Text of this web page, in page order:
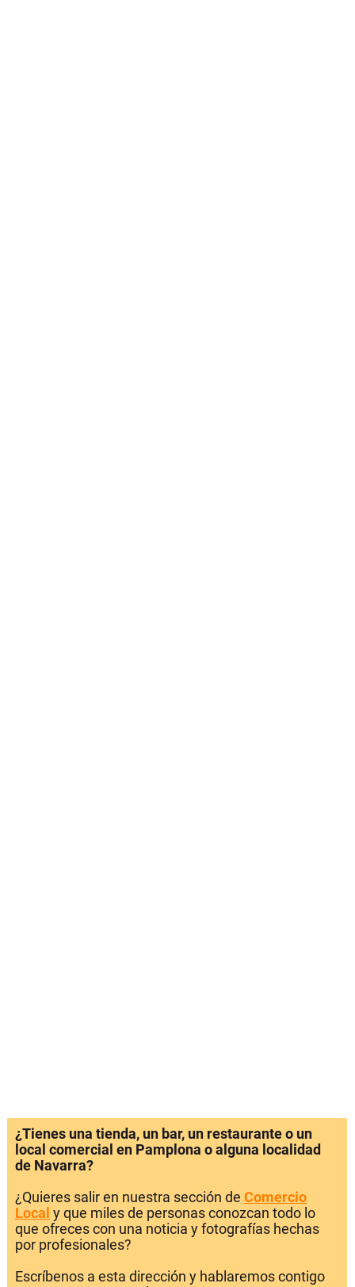
¿Tienes una tienda, un bar, un restaurante o un
local comercial en Pamplona o alguna localidad
de Navarra?
¿Quieres salir en nuestra sección de Comercio
Local y que miles de personas conozcan todo lo
que ofreces con una noticia y fotografías hechas
por profesionales?
Escríbenos a esta dirección y hablaremos contigo